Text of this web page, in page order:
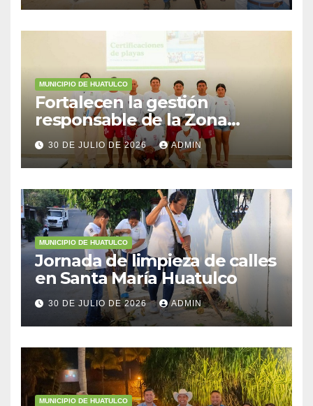
MUNICIPIO DE HUATULCO
Fortalecen la gestión
responsable de la Zona
Federal Marítimo Terrestre
30 DE JULIO DE 2026 ADMIN
MUNICIPIO DE HUATULCO
Jornada de limpieza de calles
en Santa María Huatulco
30 DE JULIO DE 2026 ADMIN
MUNICIPIO DE HUATULCO